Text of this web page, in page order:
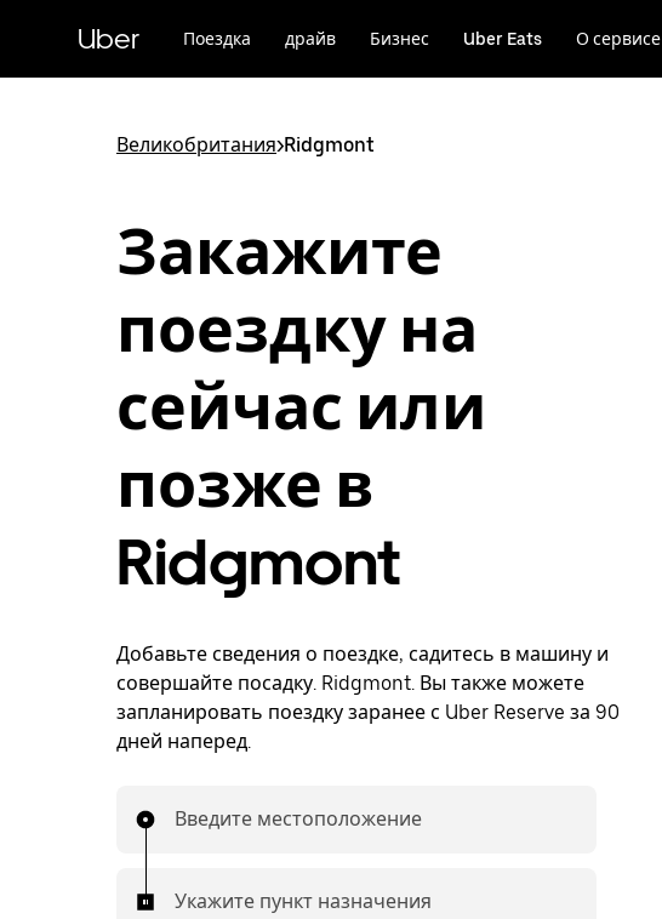
к
Uber Поездка драйв Бизнес Uber Eats О сервисе
Великобритания>Ridgmont
Закажите
поездку на
сейчас или
позже в
Ridgmont
Добавьте сведения о поездке, садитесь в машину и
совершайте посадку. Ridgmont. Вы также можете
запланировать поездку заранее с Uber Reserve за 90
дней наперед.
Введите местоположение
Укажите пункт назначения